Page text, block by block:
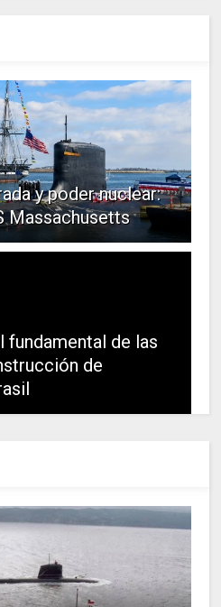
y poder nuclear:
Massachusetts
fundamental de las
de